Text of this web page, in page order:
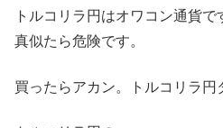
トルコリラ円はオワコン通貨で
真似たら危険です。
買ったらアカン。トルコリラ円